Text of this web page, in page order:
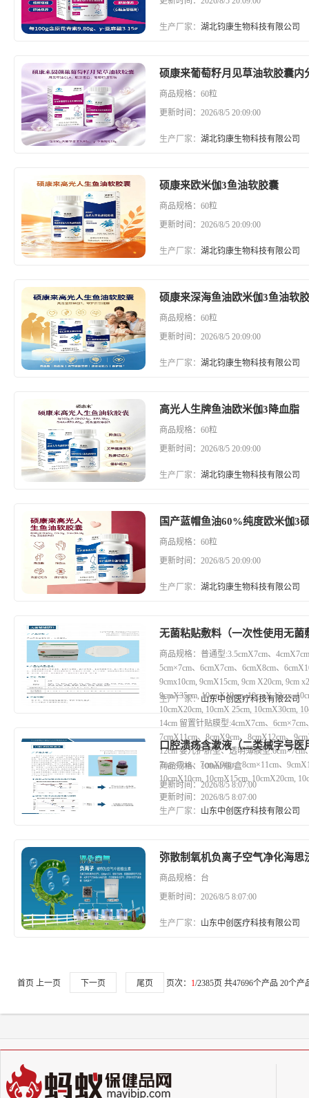
生产厂家： 湖北钧康生物科技有限公司
硕康来葡萄籽月见草油软胶囊内
商品规格：60粒
更新时间：2026/8/5 20:09:00
生产厂家： 湖北钧康生物科技有限公司
硕康来欧米伽3鱼油软胶囊
商品规格：60粒
更新时间：2026/8/5 20:09:00
生产厂家： 湖北钧康生物科技有限公司
硕康来深海鱼油欧米伽3鱼油软
商品规格：60粒
更新时间：2026/8/5 20:09:00
生产厂家： 湖北钧康生物科技有限公司
高光人生牌鱼油欧米伽3降血脂
商品规格：60粒
更新时间：2026/8/5 20:09:00
生产厂家： 湖北钧康生物科技有限公司
国产蓝帽鱼油60%纯度欧米伽3
商品规格：60粒
更新时间：2026/8/5 20:09:00
生产厂家： 湖北钧康生物科技有限公司
无菌粘贴敷料（一次性使用无菌
商品规格：普通型:3.5cmX7cm、
5cm×7cm、6cmX7cm、6cmX8cm、
9cmx10cm, 9cmX15cm, 9cm X20cm, 9cm
9cmX35cm, 10cmX10cm, 10cmX 12cm,
10cmX20cm, 10cmX 25cm, 10cmX30cm,
14cm 留置针贴膜型:4cmX7cm、6cm×7cm
7cmX11cm、8cmX9cm、8cmX12cm、
12cm 婴儿护脐型、透明薄膜型:6cm×7cm
7cm×7cm、7cmX9cm、8cm×11cm、
10cmX10cm, 10cmX15cm, 10cmX20cm,
更新时间：2026/8/5 8:07:00
生产厂家： 山东中创医疗科技有限公司
口腔溃疡含漱液（二类械字号医
商品规格：100ml/瓶/盒
更新时间：2026/8/5 8:07:00
生产厂家： 山东中创医疗科技有限公司
弥散制氧机负离子空气净化海思
商品规格：台
更新时间：2026/8/5 8:07:00
生产厂家： 山东中创医疗科技有限公司
首页 上一页 下一页 尾页 页次： 1/2385页 共47696个产品 20个产